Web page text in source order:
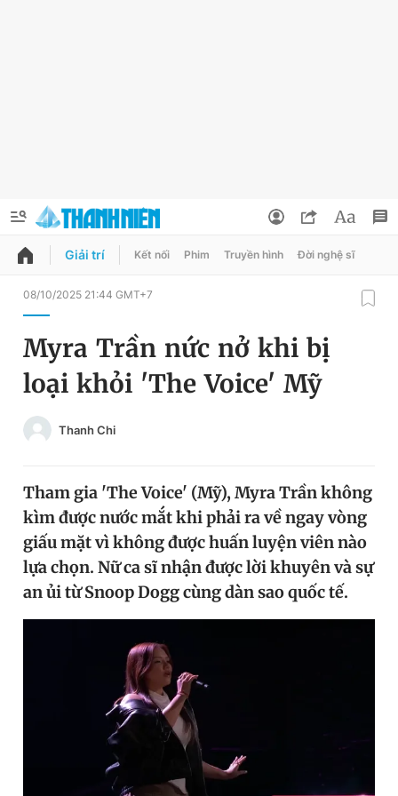
QUẢNG CÁO
Chuyên mục
Chuyên mục khác
Tin thị trường Tin 360
Video Magazine
Thông tin tòa soạn
Đổi mật khẩu
Tin đã lưu
Tin đã xem
Đăng xuất
Giải trí Kết nối Phim Truyền hình Đời nghệ sĩ
08/10/2025 21:44 GMT+7
Myra Trần nức nở khi bị
loại khỏi 'The Voice' Mỹ
Thanh Chi
Tham gia 'The Voice' (Mỹ), Myra Trần không
kìm được nước mắt khi phải ra về ngay vòng
giấu mặt vì không được huấn luyện viên nào
lựa chọn. Nữ ca sĩ nhận được lời khuyên và sự
an ủi từ Snoop Dogg cùng dàn sao quốc tế.